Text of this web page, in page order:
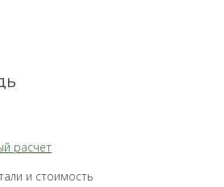
расчет
и стоимость